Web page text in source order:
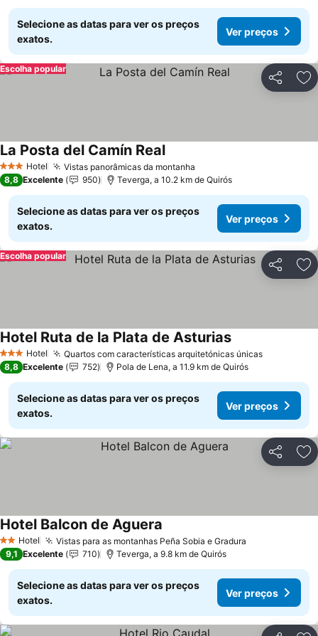
Selecione as datas para ver os preços
exatos.
Ver preços
Partilhar
Escolha popular
3 EstrelasHotel Vistas panorâmicas da montanha
La Posta del Camín RealVer preços
8,8 Excelente 950 Teverga, a 10.2 km de Quirós
Selecione as datas para ver os preços
exatos.
Ver preços
Partilhar
Escolha popular
3 EstrelasHotel Quartos com características arquitetónicas únicasVer
Hotel Ruta de la Plata de AsturiasVer preços
8,8 Excelente 752 Pola de Lena, a 11.9 km de Quirós
Selecione as datas para ver os preços
exatos.
Ver preços
Partilhar
2 Estrelas
Hotel Vistas para as montanhas Peña Sobia e Gradura
Hotel Balcon de Aguera
9,1 Excelente 710 Teverga, a 9.8 km de Quirós
Selecione as datas para ver os preços
exatos.
Ver preços